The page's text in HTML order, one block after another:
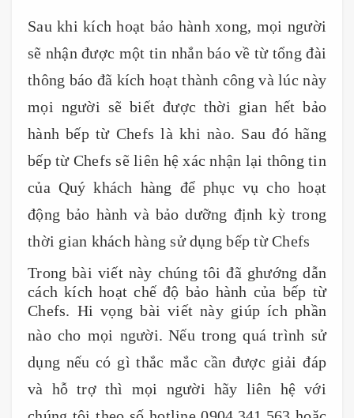
Sau khi kích hoạt bảo hành xong, mọi người
sẽ nhận được một tin nhắn báo về từ tổng đài
thông báo đã kích hoạt thành công và lúc này
mọi người sẽ biết được thời gian hết bảo
hành bếp từ Chefs là khi nào. Sau đó hãng
bếp từ Chefs sẽ liên hệ xác nhận lại thông tin
của Quý khách hàng để phục vụ cho hoạt
động bảo hành và bảo dưỡng định kỳ trong
thời gian khách hàng sử dụng bếp từ Chefs
Trong bài viết này chúng tôi đã ghướng dẫn
cách kích hoạt chế độ bảo hành của bếp từ
Chefs. Hi vọng bài viết này giúp ích phần
nào cho mọi người. Nếu trong quá trình sử
dụng nếu có gì thắc mắc cần được giải đáp
và hỗ trợ thì mọi người hãy liên hệ với